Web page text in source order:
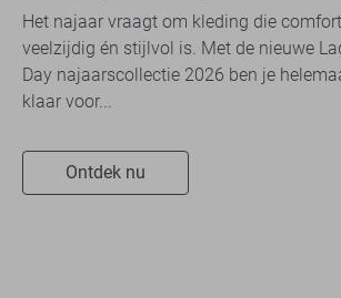
travelkwaliteit
Het najaar vraagt om kleding die
veelzijdig én stijlvol is. Met de nieuwe
Day najaarscollectie 2026 ben je
klaar voor...
Ontdek nu